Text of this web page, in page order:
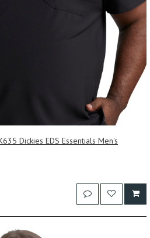
Dickies EDS Essentials Men's